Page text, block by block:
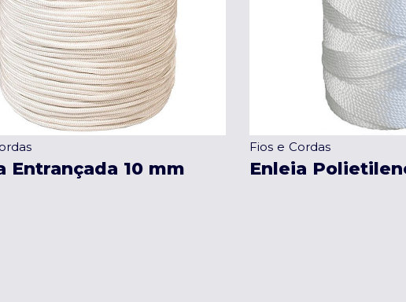
Entrançada 10 mm
Fios e Cordas
Enleia